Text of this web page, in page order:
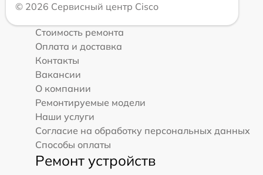
© 2026 Сервисный центр Cisco
Стоимость ремонта
Оплата и доставка
Контакты
Вакансии
О компании
Ремонтируемые модели
Наши услуги
Согласие на обработку персональных данных
Способы оплаты
Ремонт устройств